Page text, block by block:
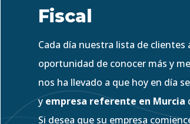
Fiscal
Cada día nuestra lista de
oportunidad de conocer más y
nos ha llevado a que hoy en día
y empresa referente en Murcia
Si desea que su empresa